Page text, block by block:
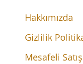
Hakkımızda
Gizlilik
Mesafeli